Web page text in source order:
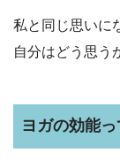
私と同じ思いに
自分はどう思う
ヨガの効能